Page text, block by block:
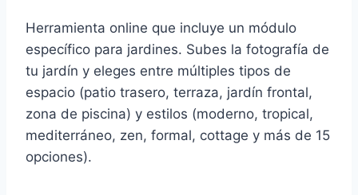
Herramienta online que incluye un módulo
específico para jardines. Subes la fotografía de
tu jardín y eleges entre múltiples tipos de
espacio (patio trasero, terraza, jardín frontal,
zona de piscina) y estilos (moderno, tropical,
mediterráneo, zen, formal, cottage y más de 15
opciones).